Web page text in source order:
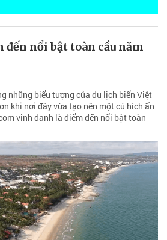
nổi bật toàn cầu năm
những biểu tượng của du lịch biển Việt
khi nơi đây vừa tạo nên một cú hích ấn
vinh danh là điểm đến nổi bật toàn